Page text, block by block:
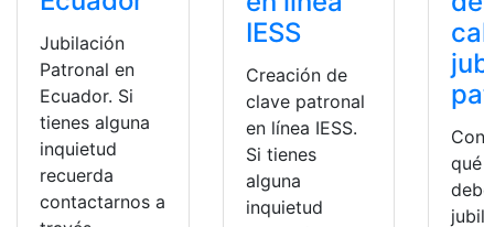
Jubilación
Patronal en
Ecuador. Si
tienes alguna
inquietud
recuerda
contactarnos a
IESS
Creación de
clave patronal
en línea IESS.
Si tienes
alguna
inquietud